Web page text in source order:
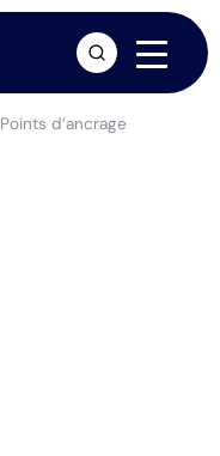
Points d’ancrage
arrow_forward